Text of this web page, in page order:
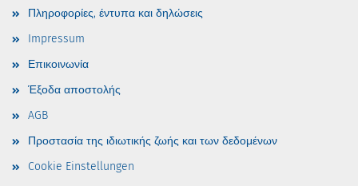
Πληροφορίες, έντυπα και δηλώσεις
Impressum
Επικοινωνία
Έξοδα αποστολής
AGB
Προστασία της ιδιωτικής ζωής και των δεδομένων
Cookie Einstellungen